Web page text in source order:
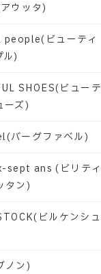
ウッタ)
ビューティ
ル)
SHOES(ビューテ
ーズ)
バーグファベル)
ans (ビリティ
タン)
ビルケンシュ
ノン)